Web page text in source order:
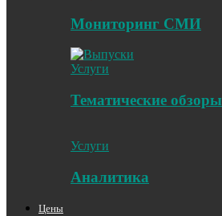
Мониторинг СМИ
Услуги
Тематические обзоры
Услуги
Аналитика
Цены